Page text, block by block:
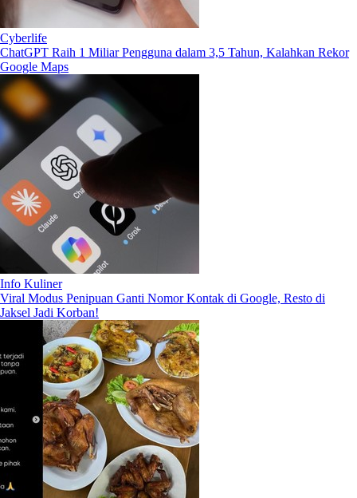
Cyberlife
ChatGPT Raih 1 Miliar Pengguna dalam 3,5 Tahun, Kalahkan Rekor
Google Maps
Info Kuliner
Viral Modus Penipuan Ganti Nomor Kontak di Google, Resto di
Jaksel Jadi Korban!